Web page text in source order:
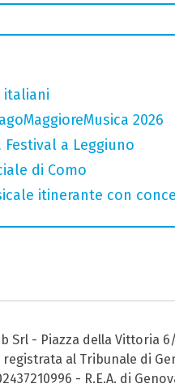
italiani
2026
a Leggiuno
di Como
itinerante con
Srl - Piazza della Vittoria
al Tribunale di
- R.E.A. di